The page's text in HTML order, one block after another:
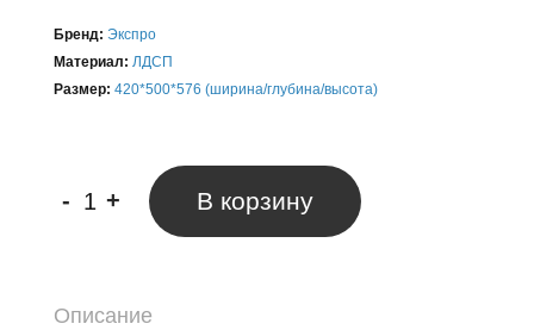
Бренд: Экспро
Материал: ЛДСП
Размер: 420*500*576 (ширина/глубина/высота)
- + В корзину
Описание